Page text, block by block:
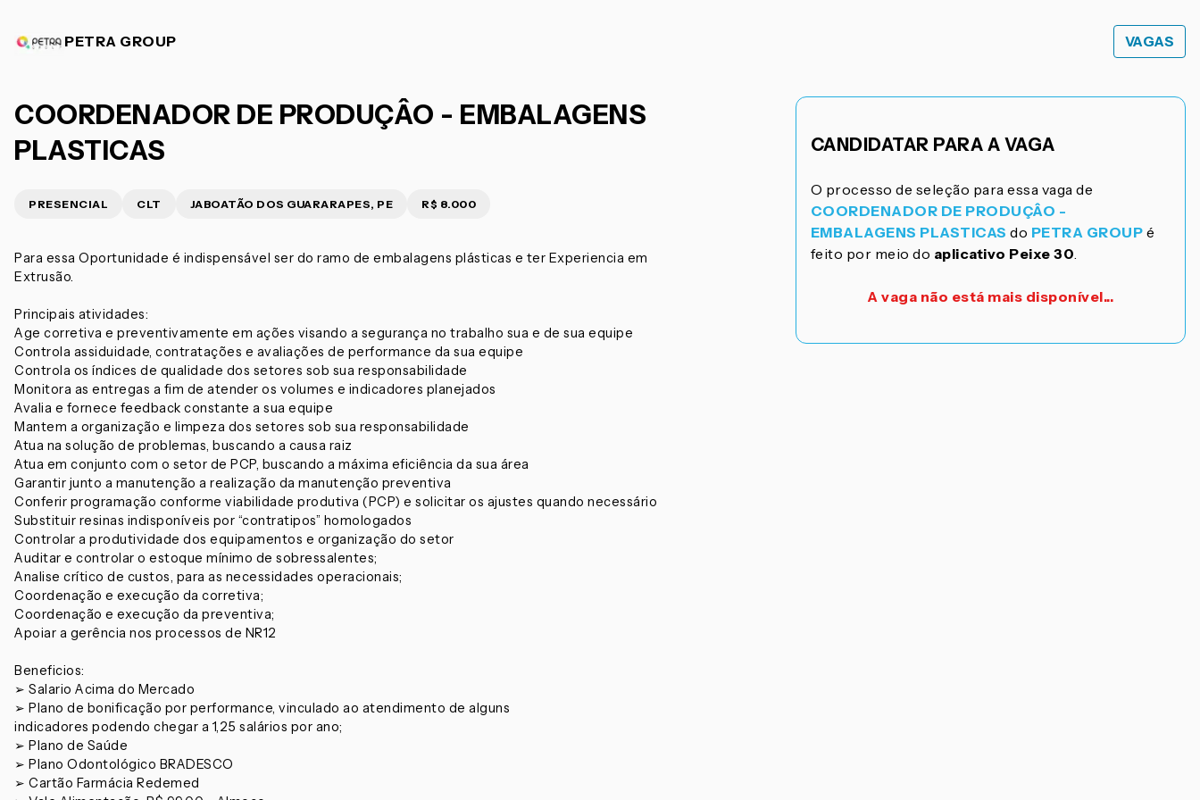
PETRA GROUP VAGAS
COORDENADOR DE PRODUÇÂO - EMBALAGENS
PLASTICAS
PRESENCIAL CLT JABOATÃO DOS GUARARAPES, PE R$ 8.000
Para essa Oportunidade é indispensável ser do ramo de embalagens plásticas e ter Experiencia em
Extrusão.
Principais atividades:
Age corretiva e preventivamente em ações visando a segurança no trabalho sua e de sua equipe
Controla assiduidade, contratações e avaliações de performance da sua equipe
Controla os índices de qualidade dos setores sob sua responsabilidade
Monitora as entregas a fim de atender os volumes e indicadores planejados
Avalia e fornece feedback constante a sua equipe
Mantem a organização e limpeza dos setores sob sua responsabilidade
Atua na solução de problemas, buscando a causa raiz
Atua em conjunto com o setor de PCP, buscando a máxima eficiência da sua área
Garantir junto a manutenção a realização da manutenção preventiva
Conferir programação conforme viabilidade produtiva (PCP) e solicitar os ajustes quando necessário
Substituir resinas indisponíveis por “contratipos” homologados
Controlar a produtividade dos equipamentos e organização do setor
Auditar e controlar o estoque mínimo de sobressalentes;
Analise crítico de custos, para as necessidades operacionais;
Coordenação e execução da corretiva;
Coordenação e execução da preventiva;
Apoiar a gerência nos processos de NR12
Beneficios:
➢ Salario Acima do Mercado
➢ Plano de bonificação por performance, vinculado ao atendimento de alguns
indicadores podendo chegar a 1,25 salários por ano;
➢ Plano de Saúde
➢ Plano Odontológico BRADESCO
➢ Cartão Farmácia Redemed
CANDIDATAR PARA A VAGA
O processo de seleção para essa vaga de
COORDENADOR DE PRODUÇÂO -
EMBALAGENS PLASTICAS do PETRA GROUP é
feito por meio do aplicativo Peixe 30.
A vaga não está mais disponível...